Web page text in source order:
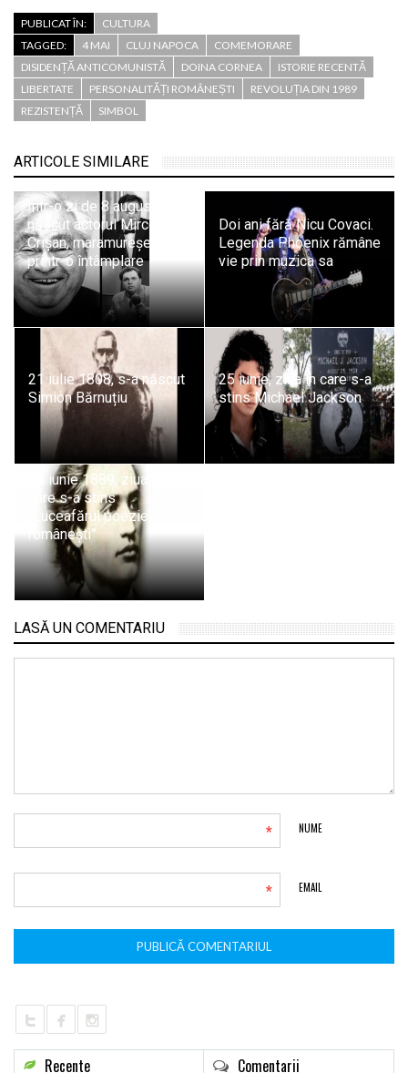
PUBLICAT ÎN:
CULTURA
TAGGED:
4 MAI CLUJ NAPOCA
COMEMORARE
DISIDENȚĂ ANTICOMUNISTĂ
DOINA CORNEA
ISTORIE RECENTĂ
LIBERTATE
PERSONALITĂȚI ROMÂNEȘTI
REVOLUȚIA DIN 1989
REZISTENȚĂ
SIMBOL
ARTICOLE SIMILARE
Într-o zi de 8 august s-a
născut actorul Mircea
Crișan, maramureșean
printr-o întâmplare
Doi ani fără Nicu Covaci.
Legenda Phoenix rămâne
vie prin muzica sa
21 iulie 1808, s-a născut
Simion Bărnuțiu
25 iunie, ziua în care s-a
stins Michael Jackson
15 iunie 1889, ziua în
care s-a stins
„Luceafărul poeziei
românești”
LASĂ UN COMENTARIU
NUME
*
EMAIL
*
Recente Comentarii